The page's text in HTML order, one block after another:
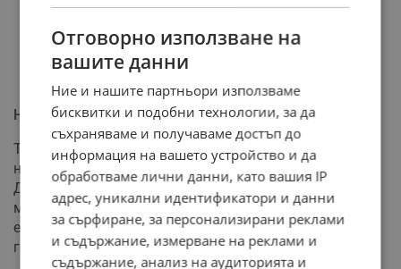
Наследени дългове и финансова акробатика
Текущият финансов дефицит на държавата към края
на април възлиза на 1,75 милиарда евро. Според
Донев, хазната е натоварена с допълнителни 2,55
милиарда евро чакащи плащания и над 1,1 милиарда
евро неразплатени общински проекти само за тази
година.
Отговорно използване на
вашите данни
Ние и нашите партньори използваме
бисквитки и подобни технологии, за да
съхраняваме и получаваме достъп до
информация на вашето устройство и да
обработваме лични данни, като вашия IP
адрес, уникални идентификатори и данни
за сърфиране, за персонализирани реклами
и съдържание, измерване на реклами и
съдържание, анализ на аудиторията и